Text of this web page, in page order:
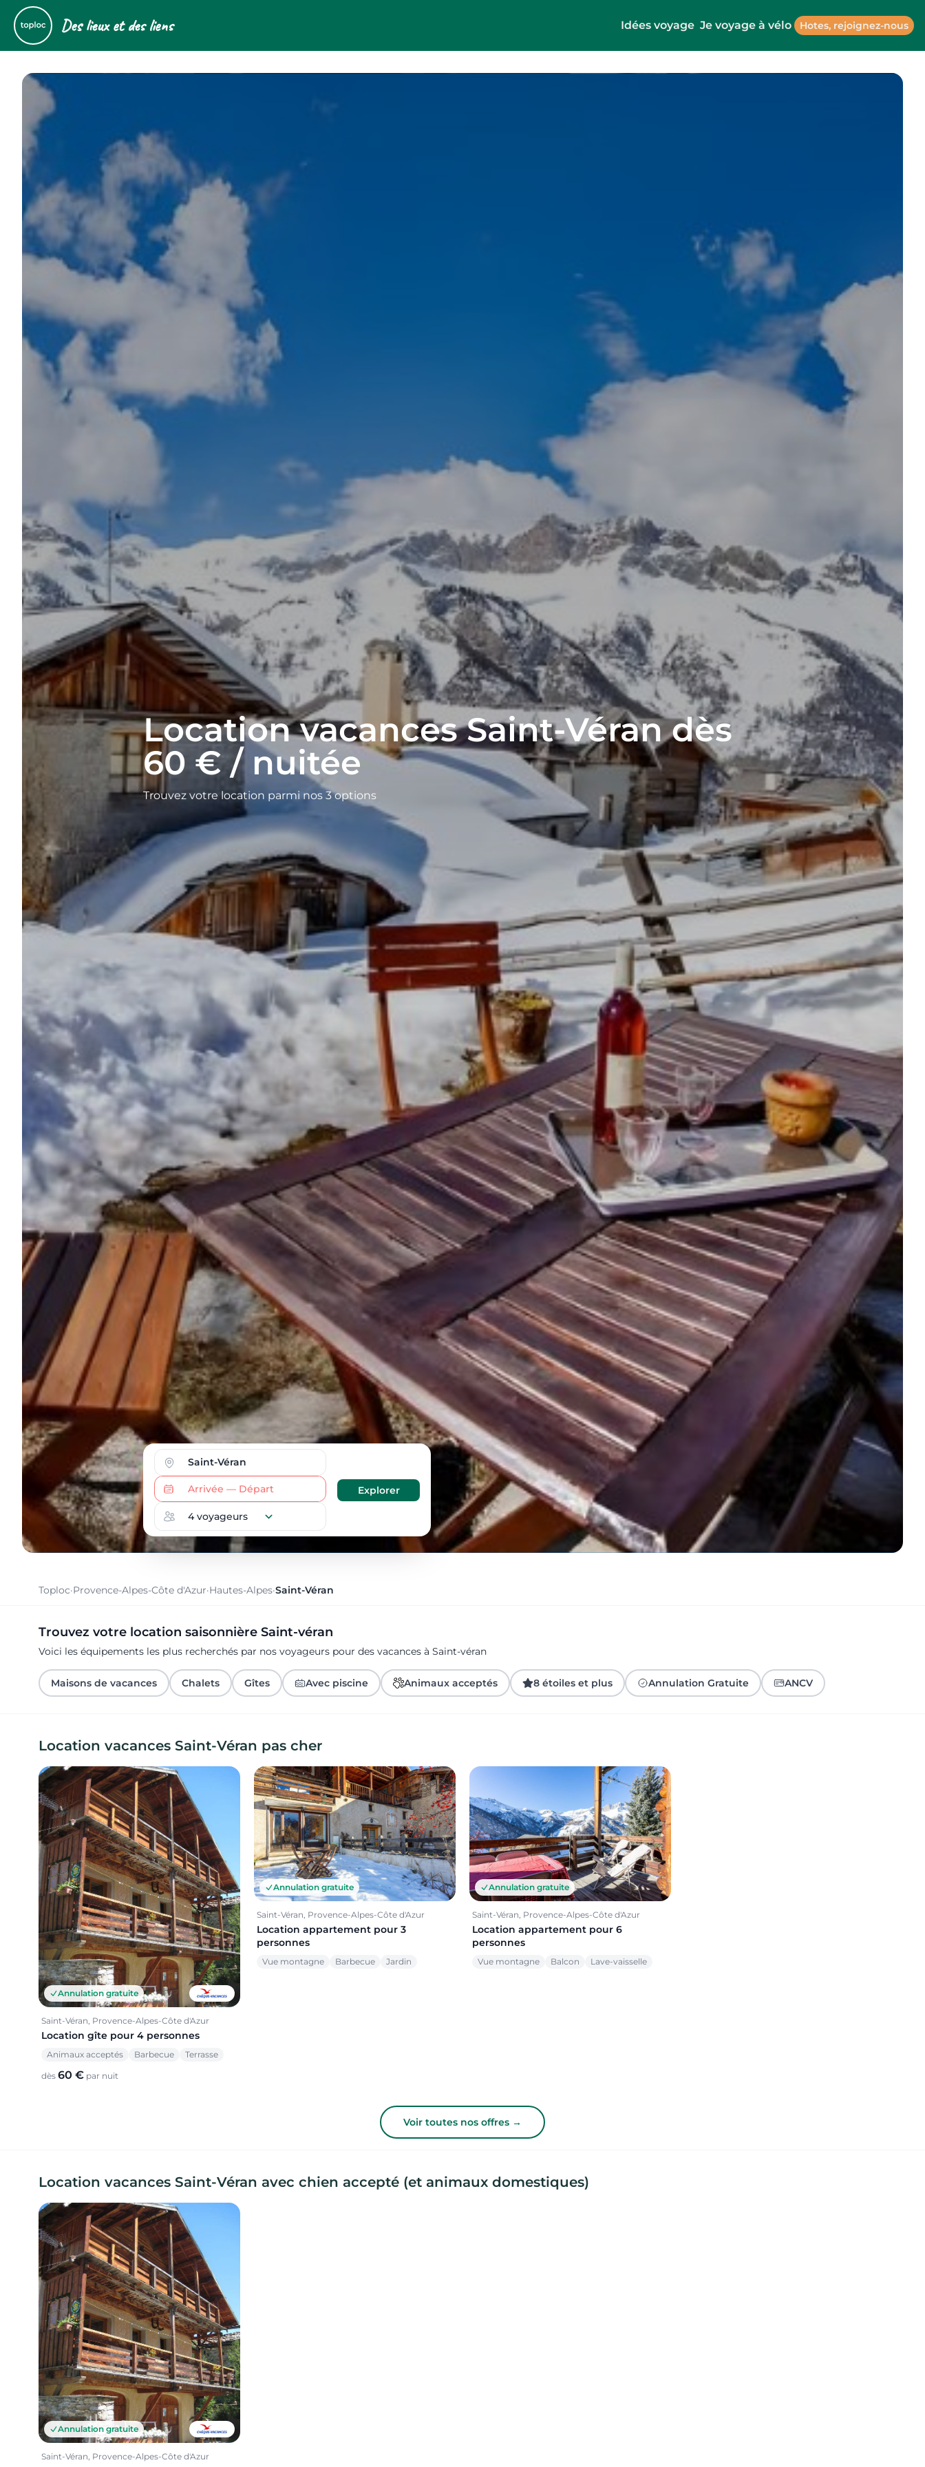
Des lieux et des liens Idées voyage Je voyage à vélo Hotes, rejoignez-nous
Location vacances Saint-Véran dès
60 € / nuitée
Trouvez votre location parmi nos 3 options
Toploc·Provence-Alpes-Côte d'Azur·Hautes-Alpes·Saint-Véran
Trouvez votre location saisonnière Saint-véran
Voici les équipements les plus recherchés par nos voyageurs pour des vacances à Saint-véran
Maisons de vacances Chalets Gîtes Avec piscine Animaux acceptés 8 étoiles et plus Annulation Gratuite ANCV
Location vacances Saint-Véran pas cher
Annulation gratuite
Saint-Véran, Provence-Alpes-Côte d'Azur
Location gîte pour 4 personnes
Animaux acceptés Barbecue Terrasse
dès 60 € par nuit
Annulation gratuite
Saint-Véran, Provence-Alpes-Côte d'Azur
Location appartement pour 3
personnes
Vue montagne Barbecue Jardin
Annulation gratuite
Saint-Véran, Provence-Alpes-Côte d'Azur
Location appartement pour 6
personnes
Vue montagne Balcon Lave-vaisselle
Voir toutes nos offres →
Location vacances Saint-Véran avec chien accepté (et animaux domestiques)
Annulation gratuite
Saint-Véran, Provence-Alpes-Côte d'Azur